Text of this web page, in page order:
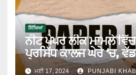
ਸਿੱਖਿਆ
ਨੀਟ ਪੇਪਰ ਲੀਕ ਮਾਮਲੇ
ਪ੍ਰਸਿੱਧ ਕਾਲਜ ਘੇਰੇ ‘ਚ,
ਮਈ 17, 2024 PUNJABI